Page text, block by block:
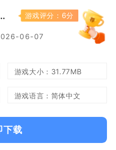
笑话 游戏评分：6分
06-07
游戏大小：31.77MB
游戏语言：简体中文
下载